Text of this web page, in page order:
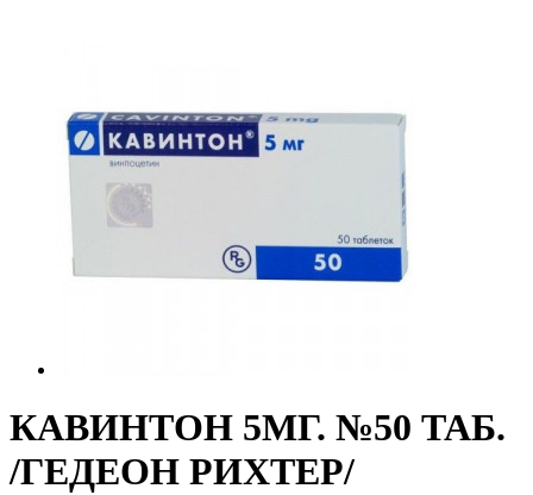
КАВИНТОН 5МГ. №50 ТАБ.
/ГЕДЕОН РИХТЕР/